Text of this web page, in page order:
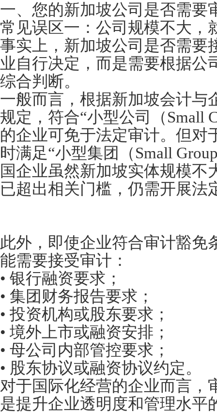
一、您的新加坡公司是否需要
常见误区一：公司规模不大，
事实上，新加坡公司是否需要
业自行决定，而是需要根据公
综合判断。
一般而言，根据新加坡会计与
规定，符合“小型公司（Small
的企业可免于法定审计。但对
时满足“小型集团（Small
国企业虽然新加坡实体规模不
已超出相关门槛，仍需开展法
此外，即使企业符合审计豁免
能需要接受审计：
• 银行融资要求；
• 集团财务报告要求；
• 投资机构或股东要求；
• 境外上市或融资安排；
• 母公司内部管控要求；
• 股东协议或融资协议约定。
对于国际化经营的企业而言，
是提升企业透明度和管理水平